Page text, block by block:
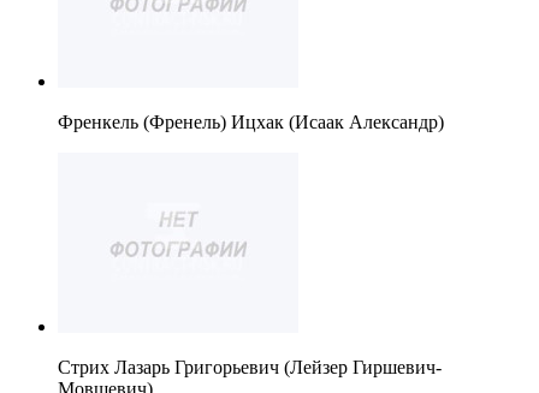
Френкель (Френель) Ицхак (Исаак Александр)
Стрих Лазарь Григорьевич (Лейзер Гиршевич-